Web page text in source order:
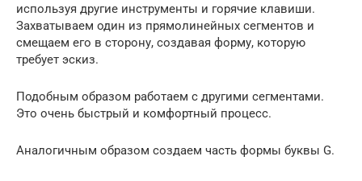
используя другие инструменты и горячие клавиши.
Захватываем один из прямолинейных сегментов и
смещаем его в сторону, создавая форму, которую
требует эскиз.
Подобным образом работаем с другими сегментами.
Это очень быстрый и комфортный процесс.
Аналогичным образом создаем часть формы буквы G.